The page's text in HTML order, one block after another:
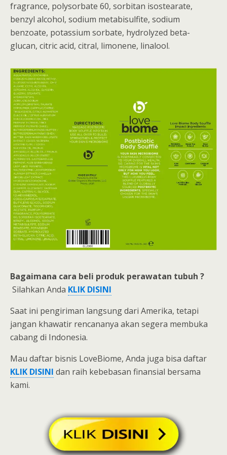
fragrance, polysorbate 60, sorbitan isostearate,
benzyl alcohol, sodium metabisulfite, sodium
benzoate, potassium sorbate, hydrolyzed beta-
glucan, citric acid, citral, limonene, linalool.
Bagaimana cara beli produk perawatan tubuh ?
Silahkan Anda KLIK DISINI
Saat ini pengiriman langsung dari Amerika, tetapi
jangan khawatir rencananya akan segera membuka
cabang di Indonesia.
Mau daftar bisnis LoveBiome, Anda juga bisa daftar
KLIK DISINI dan raih kebebasan finansial bersama
kami.